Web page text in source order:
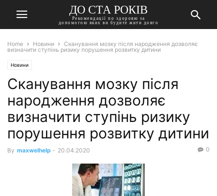
ДО СТА РОКІВ
Рекомендації по здоровю за
допомогою яких ви будите жити довго
Home Новини
Сканування мозку після народження дозволяє
визначити ступінь ризику порушення розвитку дитини
Новини
Сканування мозку після
народження дозволяє
визначити ступінь ризику
порушення розвитку дитини
By maxwelhelp - 20.04.2020 0